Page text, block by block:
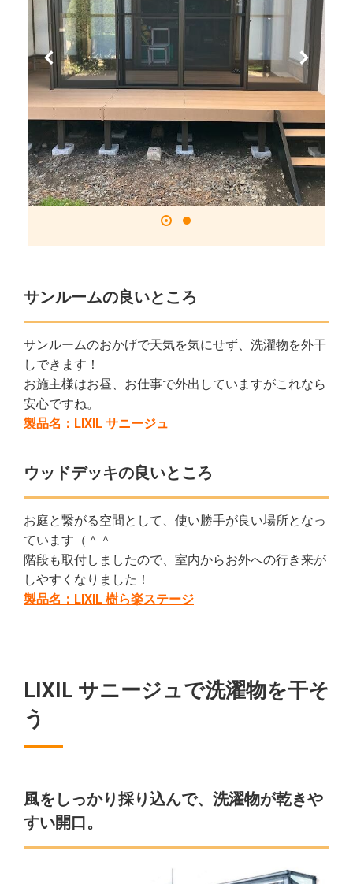
サンルームの良いところ
サンルームのおかげで天気を気にせず、洗濯物を外干
しできます！
お施主様はお昼、お仕事で外出していますがこれなら
安心ですね。
製品名：LIXIL サニージュ
ウッドデッキの良いところ
お庭と繋がる空間として、使い勝手が良い場所となっ
ています（＾＾
階段も取付しましたので、室内からお外への行き来が
しやすくなりました！
製品名：LIXIL 樹ら楽ステージ
LIXIL サニージュで洗濯物を干そ
う
風をしっかり採り込んで、洗濯物が乾きや
すい開口。